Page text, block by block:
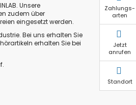
Unsere
zudem über
eingesetzt werden.
Bei uns erhalten Sie
erhalten Sie bei
Zahlungs-
arten
Jetzt
anrufen
Standort